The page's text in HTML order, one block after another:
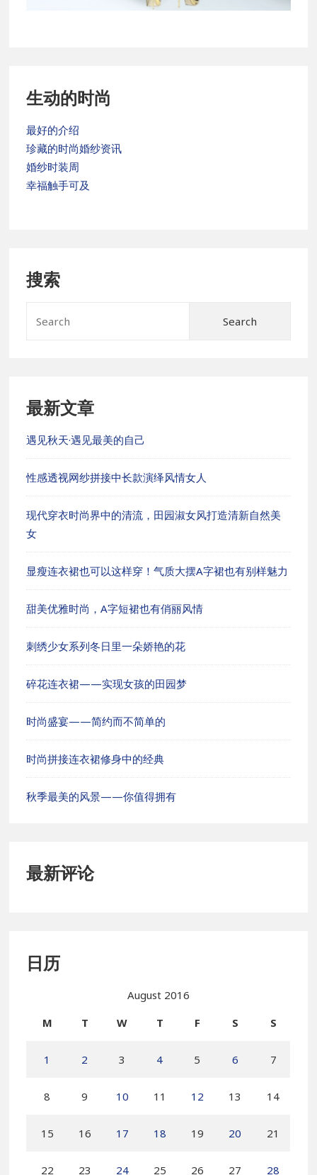
Sidebar
生动的时尚
最好的介绍
珍藏的时尚婚纱资讯
婚纱时装周
幸福触手可及
搜索
最新文章
遇见秋天·遇见最美的自己
性感透视网纱拼接中长款演绎风情女人
现代穿衣时尚界中的清流，田园淑女风打造清新自然美
女
显瘦连衣裙也可以这样穿！气质大摆A字裙也有别样魅力
甜美优雅时尚，A字短裙也有俏丽风情
刺绣少女系列冬日里一朵娇艳的花
碎花连衣裙——实现女孩的田园梦
时尚盛宴——简约而不简单的
时尚拼接连衣裙修身中的经典
秋季最美的风景——你值得拥有
最新评论
日历
August 2016
M
T W T F S S
1 2 3 4 5 6 7
8 9 10 11 12 13 14
15 16 17 18 19 20 21
22 23 24 25 26 27 28